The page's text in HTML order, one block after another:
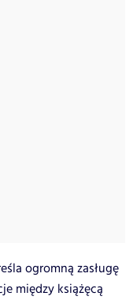
ogromną zasługę
między książęcą